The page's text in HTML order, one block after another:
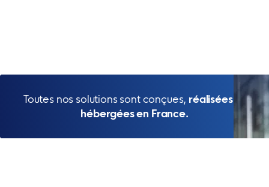
Toutes nos solutions sont conçues, réalisées et
hébergées en France.